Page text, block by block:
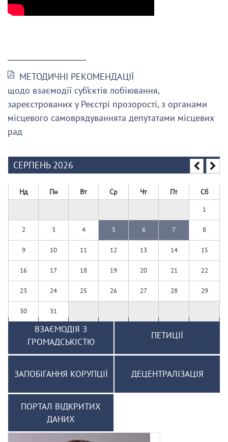
МЕТОДИЧНІ РЕКОМЕНДАЦІЇ
щодо взаємодії суб’єктів лобіювання,
зареєстрованих у Реєстрі прозорості, з органами
місцевого самоврядуваннята депутатами місцевих
рад
СЕРПЕНЬ 2026
Нд Пн Вт Ср Чт Пт Сб
1
2 3 4 5 6 7 8
9 10 11 12 13 14 15
16 17 18 19 20 21 22
23 24 25 26 27 28 29
30 31
ВЗАЄМОДІЯ З
ГРОМАДСЬКІСТЮ
ПЕТИЦІЇ
ЗАПОБІГАННЯ КОРУПЦІЇ ДЕЦЕНТРАЛІЗАЦІЯ
ПОРТАЛ ВІДКРИТИХ
ДАНИХ